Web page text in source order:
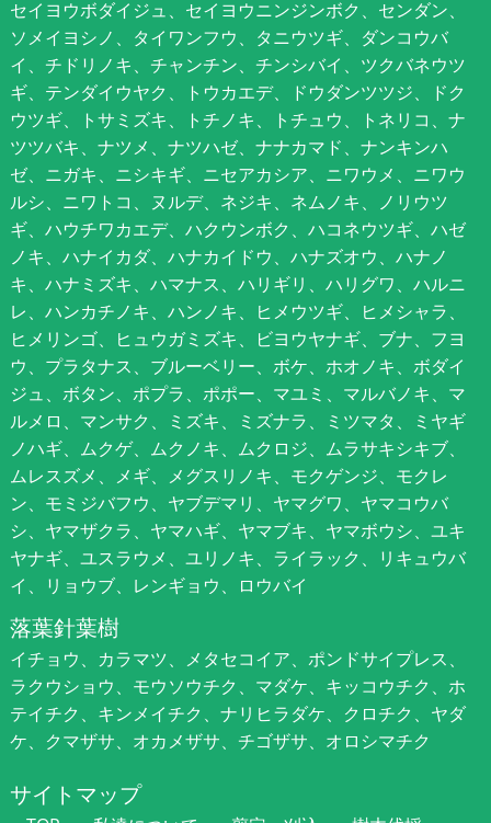
セイヨウボダイジュ、セイヨウニンジンボク、センダン、
ソメイヨシノ、タイワンフウ、タニウツギ、ダンコウバ
イ、チドリノキ、チャンチン、チンシバイ、ツクバネウツ
ギ、テンダイウヤク、トウカエデ、ドウダンツツジ、ドク
ウツギ、トサミズキ、トチノキ、トチュウ、トネリコ、ナ
ツツバキ、ナツメ、ナツハゼ、ナナカマド、ナンキンハ
ゼ、ニガキ、ニシキギ、ニセアカシア、ニワウメ、ニワウ
ルシ、ニワトコ、ヌルデ、ネジキ、ネムノキ、ノリウツ
ギ、ハウチワカエデ、ハクウンボク、ハコネウツギ、ハゼ
ノキ、ハナイカダ、ハナカイドウ、ハナズオウ、ハナノ
キ、ハナミズキ、ハマナス、ハリギリ、ハリグワ、ハルニ
レ、ハンカチノキ、ハンノキ、ヒメウツギ、ヒメシャラ、
ヒメリンゴ、ヒュウガミズキ、ビヨウヤナギ、ブナ、フヨ
ウ、プラタナス、ブルーベリー、ボケ、ホオノキ、ボダイ
ジュ、ボタン、ポプラ、ポポー、マユミ、マルバノキ、マ
ルメロ、マンサク、ミズキ、ミズナラ、ミツマタ、ミヤギ
ノハギ、ムクゲ、ムクノキ、ムクロジ、ムラサキシキブ、
ムレスズメ、メギ、メグスリノキ、モクゲンジ、モクレ
ン、モミジバフウ、ヤブデマリ、ヤマグワ、ヤマコウバ
シ、ヤマザクラ、ヤマハギ、ヤマブキ、ヤマボウシ、ユキ
ヤナギ、ユスラウメ、ユリノキ、ライラック、リキュウバ
イ、リョウブ、レンギョウ、ロウバイ
落葉針葉樹
イチョウ、カラマツ、メタセコイア、ポンドサイプレス、
ラクウショウ、モウソウチク、マダケ、キッコウチク、ホ
テイチク、キンメイチク、ナリヒラダケ、クロチク、ヤダ
ケ、クマザサ、オカメザサ、チゴザサ、オロシマチク
サイトマップ